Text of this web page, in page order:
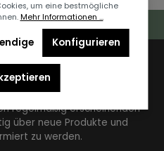
Kostenloser Versand
regelmäßig erscheinenden
über neue Produkte und
zu werden.
um eine bestmögliche
Mehr Informationen ...
Konfigurieren